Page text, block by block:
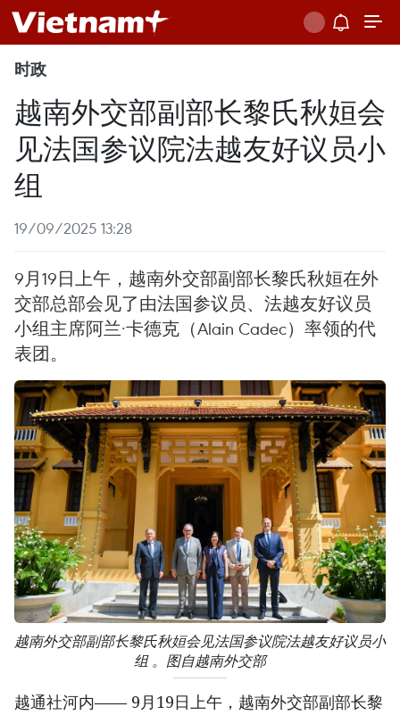
时政
越南外交部副部长黎氏秋姮会
见法国参议院法越友好议员小
组
19/09/2025 13:28
9月19日上午，越南外交部副部长黎氏秋姮在外
交部总部会见了由法国参议员、法越友好议员
小组主席阿兰·卡德克（Alain Cadec）率领的代
表团。
越南外交部副部长黎氏秋姮会见法国参议院法越友好议员小
组 。图自越南外交部
越通社河内—— 9月19日上午，越南外交部副部长黎